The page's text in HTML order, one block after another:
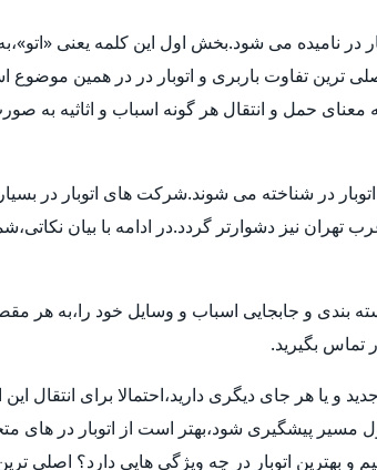
در نامیده می شود.بخش اول این کلمه یعنی
تفاوت باربری و اتوبار در در همین موضوع
حمل و انتقال هر گونه اسباب و اثاثیه به
در شناخته می شوند.شرکت های اتوبار در بسیار
نیز دشوارتر گردد.در ادامه با بیان
و جابجایی اسباب و وسایل خود را،به هر
تماس بگیرید.
هر جای دیگری دارید،احتمالا برای انتقال این
مسیر پیشگیری شود،بهتر است از اتوبار در های
و بهترین اتوبار در چه ویژگی هایی دارد؟ اصلی